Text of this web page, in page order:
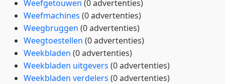
Weefgetouwen (0 advertenties)
Weefmachines (0 advertenties)
Weegbruggen (0 advertenties)
Weegtoestellen (0 advertenties)
Weekbladen (0 advertenties)
Weekbladen uitgevers (0 advertenties)
Weekbladen verdelers (0 advertenties)